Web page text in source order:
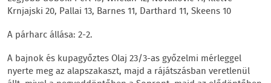
Krnjajski 20, Pallai 13, Barnes 11, Darthard 11, Skeens 10
A párharc állása: 2-2.
A bajnok és kupagyőztes Olaj 23/3-as győzelmi mérleggel
nyerte meg az alapszakaszt, majd a rájátszásban veretlenül